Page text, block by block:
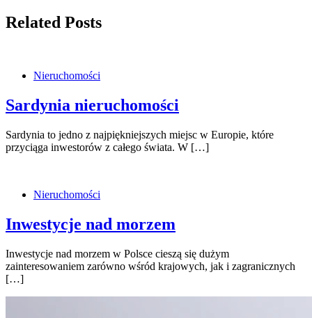
Related Posts
Nieruchomości
Sardynia nieruchomości
Sardynia to jedno z najpiękniejszych miejsc w Europie, które
przyciąga inwestorów z całego świata. W […]
Nieruchomości
Inwestycje nad morzem
Inwestycje nad morzem w Polsce cieszą się dużym
zainteresowaniem zarówno wśród krajowych, jak i zagranicznych
[…]